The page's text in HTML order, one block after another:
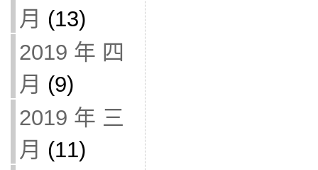
月 (13)
2019 年 四
月 (9)
2019 年 三
月 (11)